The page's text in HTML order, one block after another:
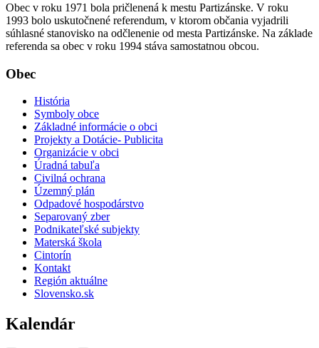
Obec v roku 1971 bola pričlenená k mestu Partizánske. V roku
1993 bolo uskutočnené referendum, v ktorom občania vyjadrili
súhlasné stanovisko na odčlenenie od mesta Partizánske. Na základe
referenda sa obec v roku 1994 stáva samostatnou obcou.
Obec
História
Symboly obce
Základné informácie o obci
Projekty a Dotácie- Publicita
Organizácie v obci
Úradná tabuľa
Civilná ochrana
Územný plán
Odpadové hospodárstvo
Separovaný zber
Podnikateľské subjekty
Materská škola
Cintorín
Kontakt
Región aktuálne
Slovensko.sk
Kalendár